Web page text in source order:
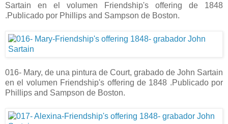
Sartain en el volumen Friendship's offering de 1848
.Publicado por Phillips and Sampson de Boston.
016- Mary, de una pintura de Court, grabado de John Sartain
en el volumen Friendship's offering de 1848 .Publicado por
Phillips and Sampson de Boston.